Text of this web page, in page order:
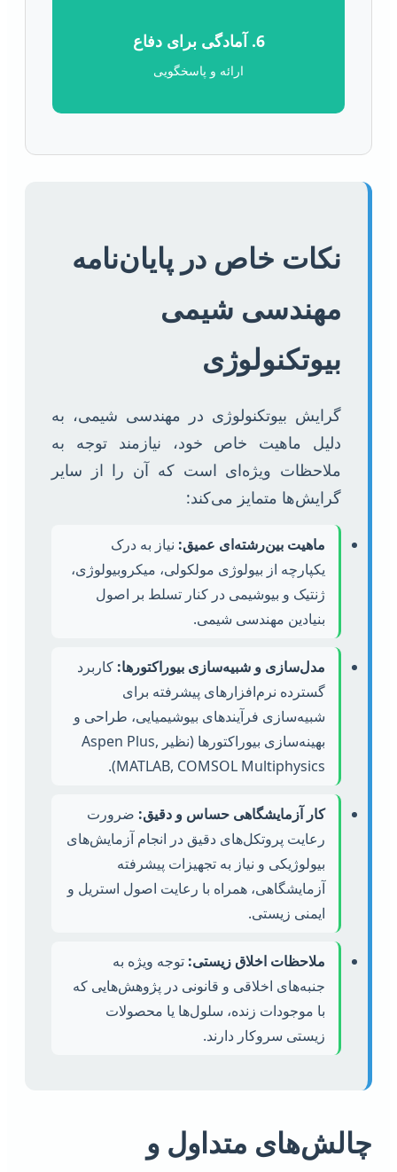
6. آمادگی برای دفاع
ارائه و پاسخگویی
نکات خاص در پایان‌نامه
مهندسی شیمی
بیوتکنولوژی
گرایش بیوتکنولوژی در مهندسی شیمی، به
دلیل ماهیت خاص خود، نیازمند توجه به
ملاحظات ویژه‌ای است که آن را از سایر
گرایش‌ها متمایز می‌کند:
ماهیت بین‌رشته‌ای عمیق: نیاز به درک
یکپارچه از بیولوژی مولکولی، میکروبیولوژی،
ژنتیک و بیوشیمی در کنار تسلط بر اصول
بنیادین مهندسی شیمی.
مدل‌سازی و شبیه‌سازی بیوراکتورها: کاربرد
گسترده نرم‌افزارهای پیشرفته برای
شبیه‌سازی فرآیندهای بیوشیمیایی، طراحی و
بهینه‌سازی بیوراکتورها (نظیر Aspen Plus,
MATLAB, COMSOL Multiphysics).
کار آزمایشگاهی حساس و دقیق: ضرورت
رعایت پروتکل‌های دقیق در انجام آزمایش‌های
بیولوژیکی و نیاز به تجهیزات پیشرفته
آزمایشگاهی، همراه با رعایت اصول استریل و
ایمنی زیستی.
ملاحظات اخلاق زیستی: توجه ویژه به
جنبه‌های اخلاقی و قانونی در پژوهش‌هایی که
با موجودات زنده، سلول‌ها یا محصولات
زیستی سروکار دارند.
چالش‌های متداول و